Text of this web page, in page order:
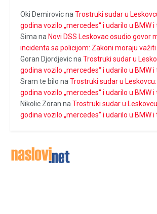
Oki Demirovicna Trostruki sudar u
godina vozilo „mercedes“ i udarilo u BMW i
Sima na Novi DSS Leskovac osudio govor
incidenta sa policijom: Zakoni moraju
Goran Djordjevicna Trostruki sudar u
godina vozilo „mercedes“ i udarilo u BMW i
Sram te bilo na Trostruki sudar u
godina vozilo „mercedes“ i udarilo u BMW i
Nikolic Zoran na Trostruki sudar u
godina vozilo „mercedes“ i udarilo u BMW i